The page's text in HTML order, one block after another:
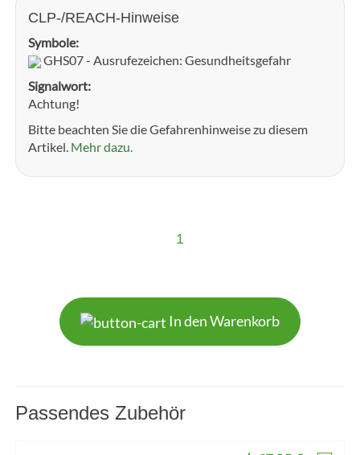
CLP-/REACH-Hinweise
Symbole:
GHS07 - Ausrufezeichen: Gesundheitsgefahr
Signalwort:
Achtung!
Bitte beachten Sie die Gefahrenhinweise zu diesem
Artikel. Mehr dazu.
1
In den Warenkorb
Passendes Zubehör